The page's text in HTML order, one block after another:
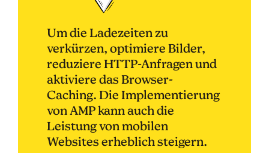
Um die Ladezeiten zu
verkürzen, optimiere Bilder,
reduziere HTTP-Anfragen und
aktiviere das Browser-
Caching. Die Implementierung
von AMP kann auch die
Leistung von mobilen
Websites erheblich steigern.